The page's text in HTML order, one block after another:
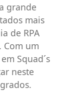
grande
mais
de RPA
Com um
Squad´s
neste